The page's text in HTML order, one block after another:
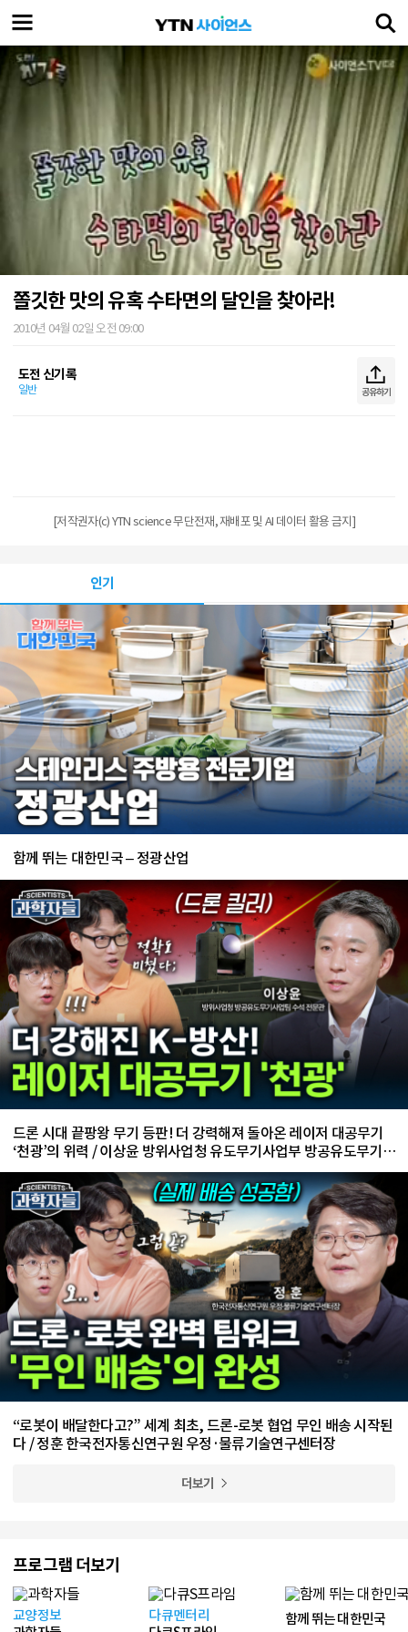
쫄깃한 맛의 유혹 수타면의 달인을 찾아라!
2010년 04월 02일 오전 09:00
도전 신기록
일반 공유하기
[저작권자(c) YTN science 무단전재, 재배포 및 AI 데이터 활용 금지]
인기
함께 뛰는 대한민국 – 정광산업
드론 시대 끝팡왕 무기 등판! 더 강력해져 돌아온 레이저 대공무기
‘천광’의 위력 / 이상윤 방위사업청 유도무기사업부 방공유도무기사
업팀 수석 전문관
“로봇이 배달한다고?” 세계 최초, 드론-로봇 협업 무인 배송 시작된
다 / 정훈 한국전자통신연구원 우정·물류기술연구센터장
더보기
프로그램 더보기
교양정보
다큐멘터리
함께 뛰는 대한민국